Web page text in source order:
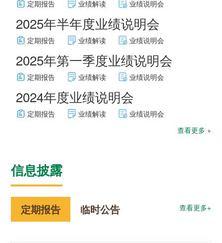
海南矿业成立于2007年，
团共同出资成立，2014年
在上海证券交易所挂牌上
市（股票代码：
601969）。
探索更多
海南矿业成立于2007年，
由复星集团与海南海钢集
团共同出资成立，2014年
在上海证券交易所挂牌上
海南矿业成立于2007年，
由复星集团与海南海钢集
团共同出资成立，2014年
在上海证券交易所挂牌上
市（股票代码：
投资"双轮驱动，持续推进
战略转型，目前已完成"铁
矿石+油气+新能源"三大赛
道的产业布局。

面向全球，绿色发展，持
续成长"的发展理念，积极
响应"双碳"目标行动，切实
履行企业社会责任，与利
益相关方共享发展成果。
探索更多
我们深入践行"根植海南，
面向全球，绿色发展，持
续成长"的发展理念，积极
探索更多 
我们深入践行"根植海南，
面向全球，绿色发展，持
续成长"的发展理念，积极
响应"双碳"目标行动，切实
者对企业价值及经营理念
互信的资本市场生态圈。
探索更多
及时回应资本市场及投资
者的关切问题，增进投资
者对企业价值及经营理念
的认同感，努力构建和谐
互信的资本市场生态圈。
探索更多
的认同感，努力构建和谐
互信的资本市场生态圈。
探索更多
及时回应资本市场及投资
者的关切问题，增进投资
这里是我们与世界分享最
新动态和创新成果的窗
口，致力于与您保持紧密
的联系，感谢您对海南矿
业的关注，期待与您共同
成长。
探索更多
心动力。我们重视团队合
作、开放沟通、持续学习
和个人成长，期待您的加
入，一起开启新的旅程。

定期报告 业绩解读 业绩说明会
2025年半年度业绩说明会
定期报告 业绩解读 业绩说明会
2025年第一季度业绩说明会
定期报告 业绩解读 业绩说明会
2024年度业绩说明会
定期报告 业绩解读
业绩说明会
查看更多 +
信息披露
定期报告 临时公告 查看更多+